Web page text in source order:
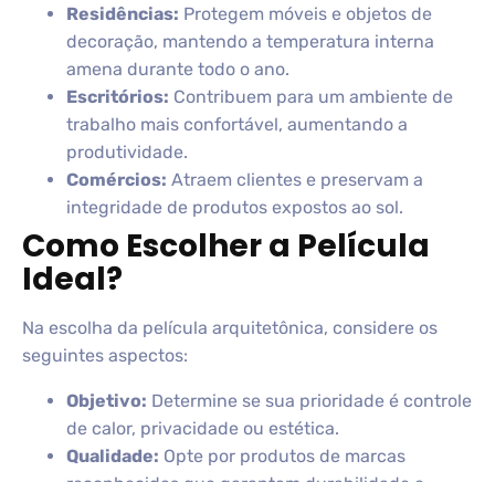
Residências: Protegem móveis e objetos de
decoração, mantendo a temperatura interna
amena durante todo o ano.
Escritórios: Contribuem para um ambiente de
trabalho mais confortável, aumentando a
produtividade.
Comércios: Atraem clientes e preservam a
integridade de produtos expostos ao sol.
Como Escolher a Película
Ideal?
Na escolha da película arquitetônica, considere os
seguintes aspectos:
Objetivo: Determine se sua prioridade é controle
de calor, privacidade ou estética.
Qualidade: Opte por produtos de marcas